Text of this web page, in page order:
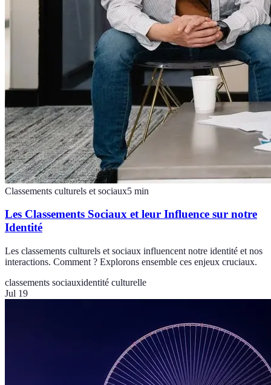
Classements culturels et sociaux5 min
Les Classements Sociaux et leur Influence sur notre
Identité
Les classements culturels et sociaux influencent notre identité et nos
interactions. Comment ? Explorons ensemble ces enjeux cruciaux.
classements sociauxidentité culturelle
Jul 19